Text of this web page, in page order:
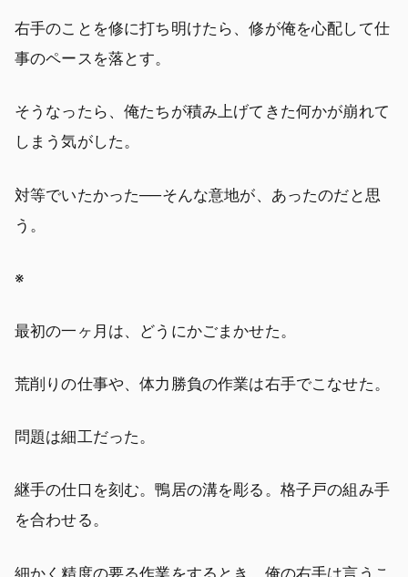
右手のことを修に打ち明けたら、修が俺を心配して仕
事のペースを落とす。
そうなったら、俺たちが積み上げてきた何かが崩れて
しまう気がした。
対等でいたかった──そんな意地が、あったのだと思
う。
※
最初の一ヶ月は、どうにかごまかせた。
荒削りの仕事や、体力勝負の作業は右手でこなせた。
問題は細工だった。
継手の仕口を刻む。鴨居の溝を彫る。格子戸の組み手
を合わせる。
細かく精度の要る作業をするとき、俺の右手は言うこ